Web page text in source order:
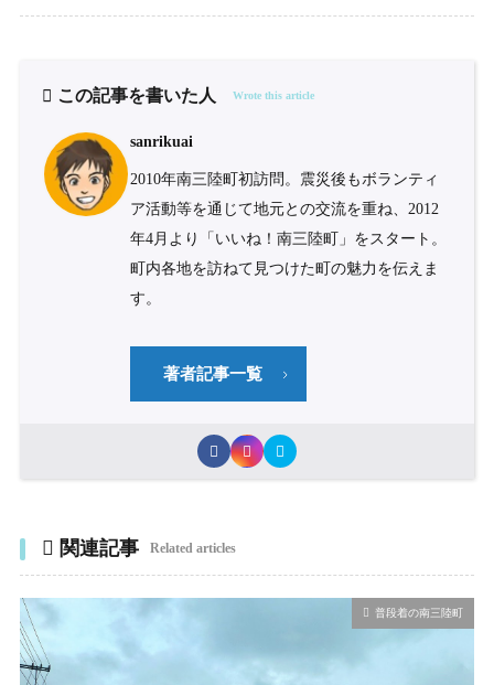
この記事を書いた人 Wrote this article
sanrikuai
2010年南三陸町初訪問。震災後もボランティ
ア活動等を通じて地元との交流を重ね、2012
年4月より「いいね！南三陸町」をスタート。
町内各地を訪ねて見つけた町の魅力を伝えま
す。
著者記事一覧
関連記事 Related articles
普段着の南三陸町